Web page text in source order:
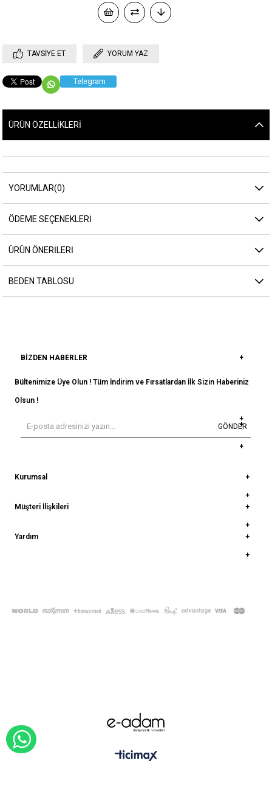
TAVSIYE ET YORUM YAZ
Telegram
ÜRÜN ÖZELLIKLERI
YORUMLAR(0)
ÖDEME SEÇENEKLERI
ÜRÜN ÖNERILERI
BEDEN TABLOSU
BIZDEN HABERLER
Bültenimize Üye Olun ! Tüm İndirim ve Fırsatlardan İlk Sizin Haberiniz
Olsun !
GÖNDER
Kurumsal
Müşteri İlişkileri
Yardım